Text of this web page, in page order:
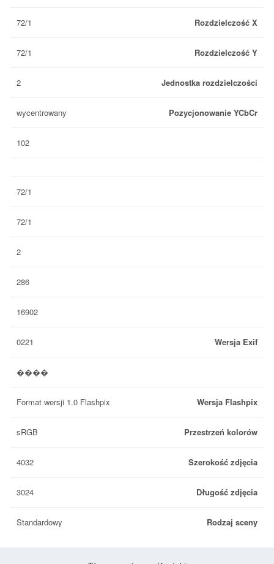
Rozdzielczość X
72/1
Rozdzielczość Y
72/1
Jednostka rozdzielczości
2
Pozycjonowanie YCbCr
wycentrowany
102
72/1
72/1
2
286
16902
Wersja Exif
0221
����
Wersja Flashpix
Format wersji 1.0 Flashpix
Przestrzeń kolorów
sRGB
Szerokość zdjęcia
4032
Długość zdjęcia
3024
Rodzaj sceny
Standardowy